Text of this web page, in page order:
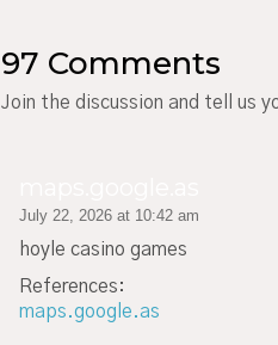
97 Comments
Join the discussion and tell us
July 22, 2026 at 10:42 am
hoyle casino games
References:
maps.google.as